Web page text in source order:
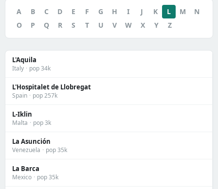
A B C D E F G H I J K L M
N
O
P Q R S T U V W X Y Z
L'Aquila
Italy · pop 34k
L'Hospitalet de Llobregat
Spain · pop 257k
L-Iklin
Malta · pop 3k
La Asunción
Venezuela · pop 35k
La Barca
Mexico · pop 35k